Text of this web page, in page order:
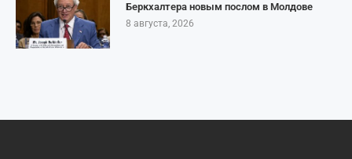
Беркхалтера новым послом в Молдове
8 августа, 2026